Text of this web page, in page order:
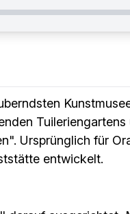
Ursprünglich für
entwickelt.